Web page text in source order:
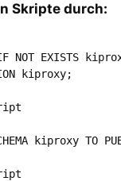
Skripte durch:
IF NOT EXISTS
kiproxy TO